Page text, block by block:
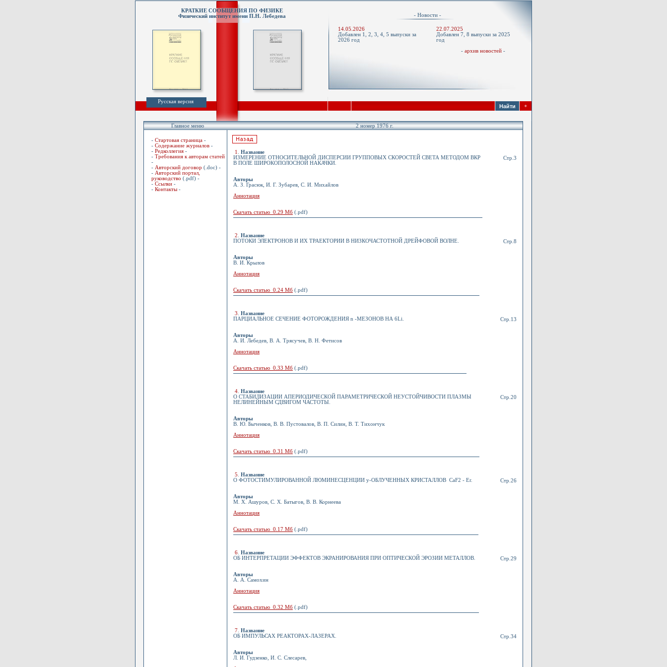
КРАТКИЕ СООБЩЕНИЯ ПО ФИЗИКЕ
Физический институт имени П.Н. Лебедева
- Новости -
14.05.2026
Добавлен 1, 2, 3, 4, 5 выпуски за
2026 год
22.07.2025
Добавлен 7, 8 выпуски за 2025
год
- архив новостей -
Русская версия
+
Главное меню 2 номер 1976 г.
- Стартовая страница -
- Содержание журналов -
- Редколлегия -
- Требования к авторам статей
-
- Авторский договор (.doc) -
- Авторский портал,
руководство (.pdf) -
- Ссылки -
- Контакты -
1
Название
ИЗМЕРЕНИЕ ОТНОСИТЕЛЬНОЙ ДИСПЕРСИИ ГРУППОВЫХ СКОРОСТЕЙ СВЕТА МЕТОДОМ ВКР
В ПОЛЕ ШИРОКОПОЛОСНОЙ НАКАЧКИ.
Авторы
А. З. Грасюк, И. Г. Зубарев, С. И. Михайлов
Аннотация
Скачать статью 0.29 Мб (.pdf)
Стр.3
2
Название
ПОТОКИ ЭЛЕКТРОНОВ И ИХ ТРАЕКТОРИИ В НИЗКОЧАСТОТНОЙ ДРЕЙФОВОЙ ВОЛНЕ.
Авторы
В. И. Крылов
Аннотация
Скачать статью 0.24 Мб (.pdf)
Стр.8
3
Название
ПАРЦИАЛЬНОЕ СЕЧЕНИЕ ФОТОРОЖДЕНИЯ n -МЕЗОНОВ НА 6Li.
Авторы
А. И. Лебедев, В. А. Трясучев, В. Н. Фетисов
Аннотация
Скачать статью 0.33 Мб (.pdf)
Стр.13
4 Название
О СТАБИЛИЗАЦИИ АПЕРИОДИЧЕСКОЙ ПАРАМЕТРИЧЕСКОЙ НЕУСТОЙЧИВОСТИ ПЛАЗМЫ
НЕЛИНЕЙНЫМ СДВИГОМ ЧАСТОТЫ.
Авторы
В. Ю. Быченков, В. В. Пустовалов, В. П. Силин, В. Т. Тихончук
Аннотация
Скачать статью 0.31 Мб (.pdf)
Стр.20
5
Название
О ФОТОСТИМУЛИРОВАННОЙ ЛЮМИНЕСЦЕНЦИИ y-ОБЛУЧЕННЫХ КРИСТАЛЛОВ CaF2 - Er.
Авторы
М. Х. Ашуров, С. Х. Батыгов, В. В. Корнеева
Аннотация
Скачать статью 0.17 Мб (.pdf)
Стр.26
6 Название
ОБ ИНТЕРПРЕТАЦИИ ЭФФЕКТОВ ЭКРАНИРОВАНИЯ ПРИ ОПТИЧЕСКОЙ ЭРОЗИИ МЕТАЛЛОВ.
Авторы
А. А. Самохин
Аннотация
Скачать статью 0.32 Мб (.pdf)
Стр.29
7 Название
ОБ ИМПУЛЬСАХ РЕАКТОРАХ-ЛАЗЕРАХ.
Авторы
Л. И. Гудзенко, И. С. Слесарев,
Стр.34